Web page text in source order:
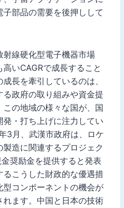
部品の需要を後押しして
射線硬化型電子機器市場
いCAGRで成長すること
長を牽引しているのは、
政府の取り組みや資金提
の地域の様々な国が、国
・打ち上げに注力してい
3月、武漢市政府は、ロケ
製造に関連するプロジェク
奨励金を提供すると発表
るこうした財政的な優遇措
コンポーネントの機会が
ます。中国と日本の技術